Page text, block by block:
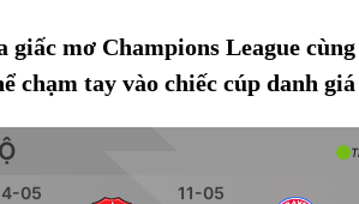
mơ Champions League
tay vào chiếc cúp danh giá
05 11-05